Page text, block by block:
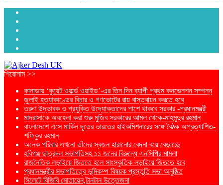
শিরোনাম >>
কানাডায় ‘কুয়েট ওয়ার্ল্ড ওয়াইড’-এর তিন দিন ব্যাপী প্রথম কনভেনশন সম্পন্ন
জুলাই হত্যাকাণ্ডের বিচার ও গণভোটের রায় বাস্তবায়ন করতে হবে
তরুণ উদ্ভাবক ও প্রযুক্তি উদ্যোক্তাদের পাশে থাকবে সরকার -প্রধানমন্ত্রী
মাদরাসাকে অবহেলা করা শুরু মুজিব সরকারের আমল থেকে-মাহমুদুর রহমান
বাংলাদেশে এসে মার্কিন দূতের ভারতের হাইকমিশনারের সঙ্গে বৈঠক অপ্রত্যাশিত-
শফিকুর রহমান
অনেক পরিবার এখনো তাঁদের স্বজন হারানোর বেদনা বয়ে বেড়াচ্ছে
হবিগঞ্জ ছাত্রদল সভাপতিসহ ১১ জনের বিরুদ্ধে এনসিপির মামলা
রাজনৈতিক লড়াইয়ে জিততে হলে সাংস্কৃতিক লড়াইয়ে জিততে হবে
প্রধানমন্ত্রীর সভাপতিত্বে ভূমিকম্প বিষয়ক প্রস্তুতি সভা অনুষ্ঠিত
সিলেটে বিজিবি মোতায়েন,টানটান উত্তেজনা